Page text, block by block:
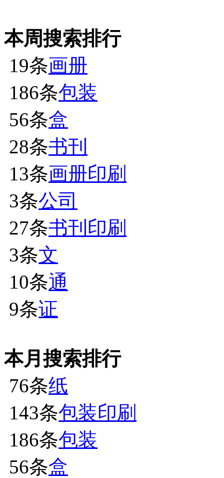
本周搜索排行
19条画册
186条包装
56条盒
28条书刊
13条画册印刷
3条公司
27条书刊印刷
3条文
10条通
9条证
本月搜索排行
76条纸
143条包装印刷
186条包装
56条盒